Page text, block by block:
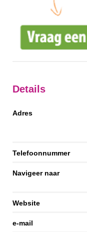
Details
Adres
Telefoonnummer
Navigeer naar
Website
e-mail